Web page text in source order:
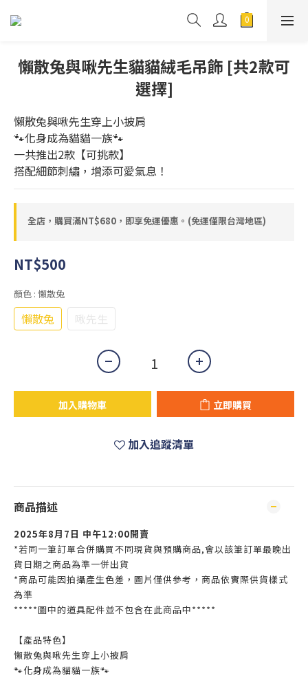
懶散兔與啾先生貓貓絨毛吊飾 [共2款可
選擇]
懶散兔與啾先生穿上小披肩
🐾化身成為貓貓一族🐾
一共推出2款【可挑款】
搭配細節刺繡，增添可愛氣息！
全店，購買滿NT$680，即享免運優惠。(免運僅限台灣地區)
NT$500
顏色 : 懶散兔
懶散兔 啾先生
加入購物車 立即購買
加入追蹤清單
商品描述
2025年8月7日 中午12:00開賣
*若同一筆訂單合併購買不同現貨與預購商品,會以該筆訂單最晚出
貨日期之商品為準一併出貨
*商品可能因拍攝產生色差，圖片僅供參考，商品依實際供貨樣式
為準
*****圖中的道具配件並不包含在此商品中*****
【產品特色】
懶散兔與啾先生穿上小披肩
🐾化身成為貓貓一族🐾